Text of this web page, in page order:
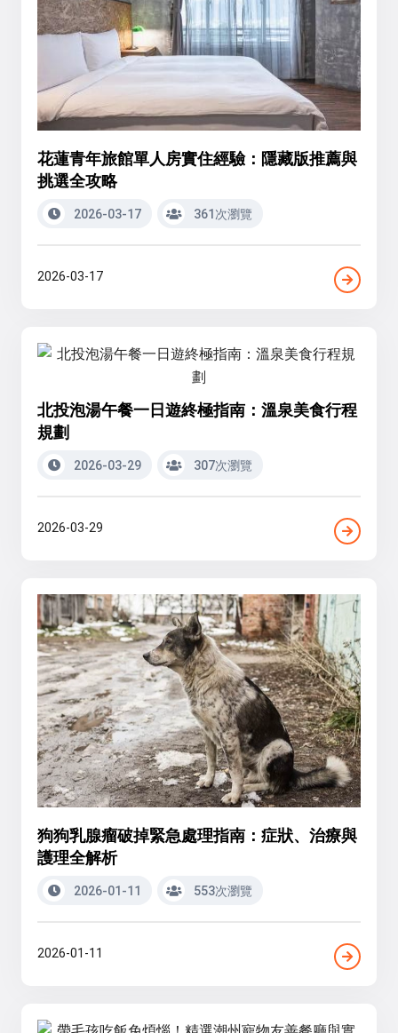
花蓮青年旅館單人房實住經驗：隱藏版推薦與
挑選全攻略
2026-03-17 361次瀏覽
2026-03-17
北投泡湯午餐一日遊終極指南：溫泉美食行程
規劃
2026-03-29 307次瀏覽
2026-03-29
狗狗乳腺瘤破掉緊急處理指南：症狀、治療與
護理全解析
2026-01-11 553次瀏覽
2026-01-11